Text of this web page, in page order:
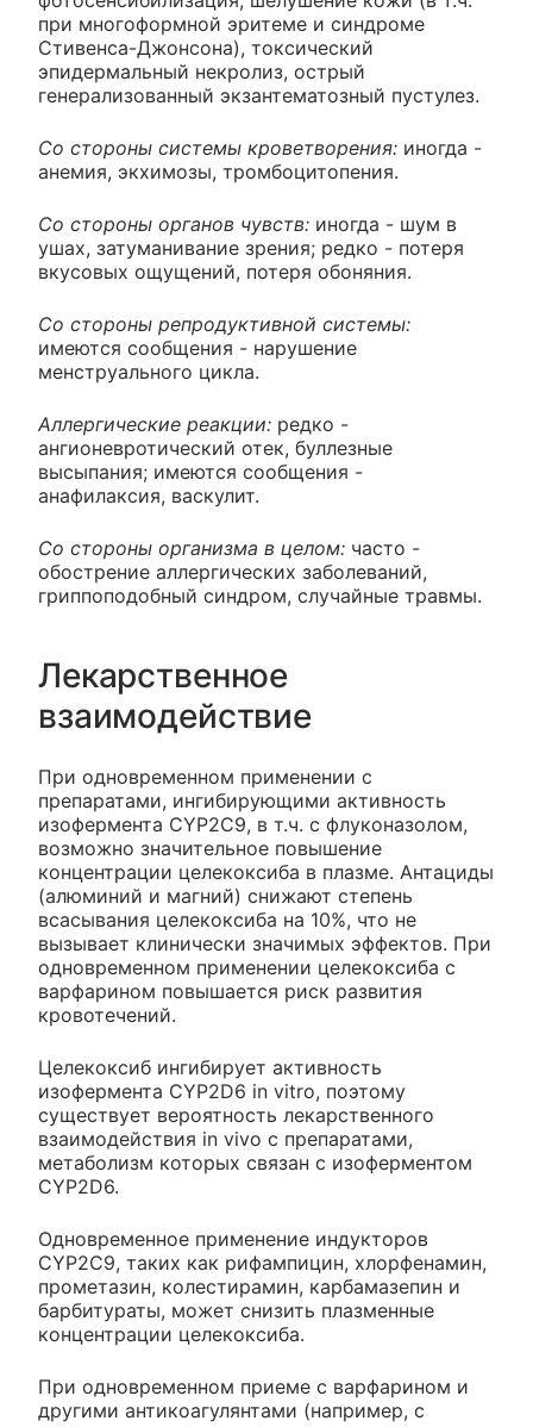
при многоформной эритеме и синдроме
Стивенса-Джонсона), токсический
эпидермальный некролиз, острый
генерализованный экзантематозный пустулез.
Со стороны системы кроветворения: иногда -
анемия, экхимозы, тромбоцитопения.
Со стороны органов чувств: иногда - шум в
ушах, затуманивание зрения; редко - потеря
вкусовых ощущений, потеря обоняния.
Со стороны репродуктивной системы:
имеются сообщения - нарушение
менструального цикла.
Аллергические реакции: редко -
ангионевротический отек, буллезные
высыпания; имеются сообщения -
анафилаксия, васкулит.
Со стороны организма в целом: часто -
обострение аллергических заболеваний,
гриппоподобный синдром, случайные травмы.
Лекарственное
взаимодействие
При одновременном применении с
препаратами, ингибирующими активность
изофермента CYP2C9, в т.ч. с флуконазолом,
возможно значительное повышение
концентрации целекоксиба в плазме. Антациды
(алюминий и магний) снижают степень
всасывания целекоксиба на 10%, что не
вызывает клинически значимых эффектов. При
одновременном применении целекоксиба с
варфарином повышается риск развития
кровотечений.
Целекоксиб ингибирует активность
изофермента CYP2D6 in vitro, поэтому
существует вероятность лекарственного
взаимодействия in vivo с препаратами,
метаболизм которых связан с изоферментом
CYP2D6.
Одновременное применение индукторов
CYP2C9, таких как рифампицин, хлорфенамин,
прометазин, колестирамин, карбамазепин и
барбитураты, может снизить плазменные
концентрации целекоксиба.
При одновременном приеме с варфарином и
другими антикоагулянтами (например, с